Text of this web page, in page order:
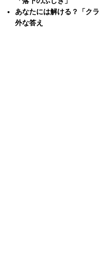
あなたには解ける？「ク
外な答え